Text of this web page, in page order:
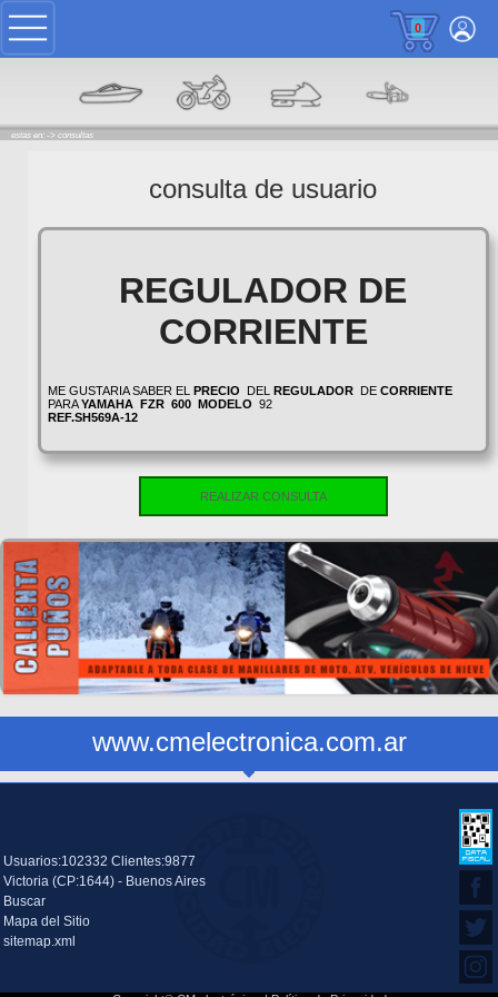
0
estas en: -> consultas
consulta de usuario
REGULADOR DE
CORRIENTE
ME GUSTARIA SABER EL PRECIO DEL REGULADORDE CORRIENTE
PARAYAMAHA FZR 600 MODELO 92
REF.SH569A-12
REALIZAR CONSULTA
www.cmelectronica.com.ar
Usuarios:102332 Clientes:9877
Victoria (CP:1644) - Buenos Aires
Buscar
Mapa del Sitio
sitemap.xml